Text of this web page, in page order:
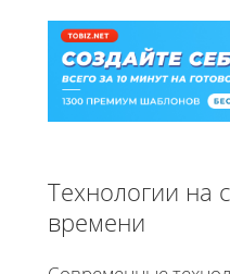
Технологии на
времени